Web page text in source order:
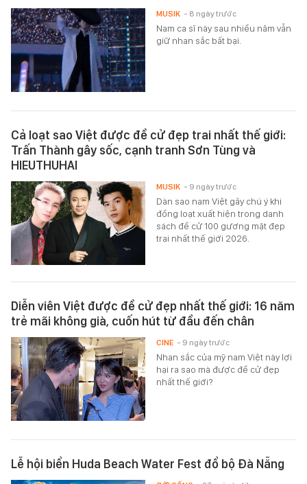
Nam ca sĩ này sau nhiều năm vẫn
giữ nhan sắc bất bại.
MUSIK - 8 ngày trước
Cả loạt sao Việt được đề cử đẹp trai nhất thế giới:
Trấn Thành gây sốc, cạnh tranh Sơn Tùng và
HIEUTHUHAI
Dàn sao nam Việt gây chú ý khi
đồng loạt xuất hiện trong danh
sách đề cử 100 gương mặt đẹp
trai nhất thế giới 2026.
MUSIK - 9 ngày trước
Diễn viên Việt được đề cử đẹp nhất thế giới: 16 năm
trẻ mãi không già, cuốn hút từ đầu đến chân
Nhan sắc của mỹ nam Việt này lợi
hại ra sao mà được đề cử đẹp
nhất thế giới?
CINE - 9 ngày trước
Lễ hội biển Huda Beach Water Fest đổ bộ Đà Nẵng